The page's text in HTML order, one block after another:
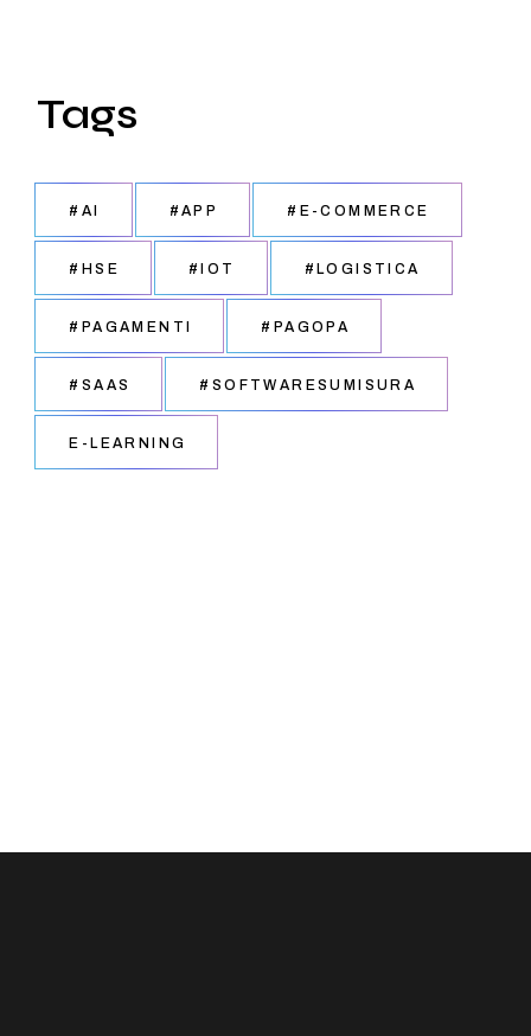
Tags
#AI #APP #E-COMMERCE
#HSE #IOT #LOGISTICA
#PAGAMENTI #PAGOPA
#SAAS #SOFTWARESUMISURA
E-LEARNING